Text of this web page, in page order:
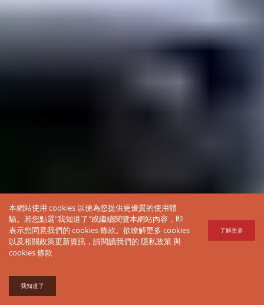
本網站使用 cookies 以便為您提供更優質的使用體
驗。若您點選"我知道了"或繼續閱覽本網站內容，即
表示您同意我們的 cookies 條款。欲瞭解更多 cookies
以及相關政策更新資訊，請閱讀我們的 隱私政策與
cookies 條款
了解更多
我知道了